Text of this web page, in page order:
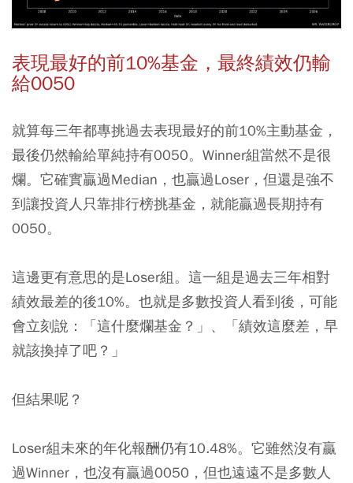
表現最好的前10%基金，最終績效仍輸
給0050
就算每三年都專挑過去表現最好的前10%主動基金，
最後仍然輸給單純持有0050。Winner組當然不是很
爛。它確實贏過Median，也贏過Loser，但還是強不
到讓投資人只靠排行榜挑基金，就能贏過長期持有
0050。
這邊更有意思的是Loser組。這一組是過去三年相對
績效最差的後10%。也就是多數投資人看到後，可能
會立刻說：「這什麼爛基金？」、「績效這麼差，早
就該換掉了吧？」
但結果呢？
Loser組未來的年化報酬仍有10.48%。它雖然沒有贏
過Winner，也沒有贏過0050，但也遠遠不是多數人